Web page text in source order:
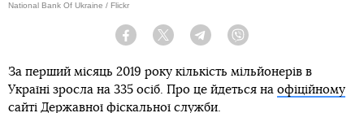
National Bank Of Ukraine / Flickr
Facebook Twitter Telegram
За перший місяць 2019 року кількість мільйонерів в
Україні зросла на 335 осіб. Про це йдеться на офіційному
сайті Державної фіскальної служби.